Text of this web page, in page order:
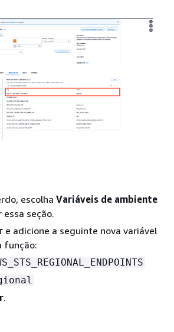
escolha Variáveis de ambiente
essa seção.
e adicione a seguinte nova variável
função:
.